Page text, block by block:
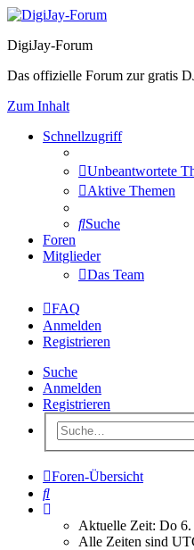
DigiJay-Forum
Das offizielle Forum zur gratis
Zum Inhalt
Schnellzugriff
Unbeantwortete
Aktive Themen
Suche
Foren
Mitglieder
Das Team
FAQ
Anmelden
Registrieren
Suche
Anmelden
Registrieren
Foren-Übersicht
Suche
Aktuelle Zeit: Do
Alle Zeiten sind